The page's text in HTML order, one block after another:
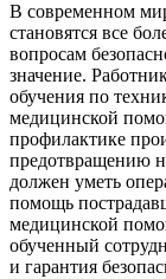
В современном
становятся все
вопросам
значение.
обучения по
медицинской
профилактике
предотвращению
должен уметь
помощь
медицинской
обученный
и гарантия